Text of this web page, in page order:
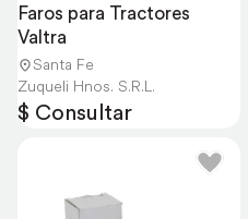
Faros para Tractores
Valtra
Santa Fe
Zuqueli Hnos. S.R.L.
$ Consultar